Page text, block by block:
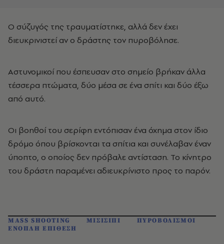
Ο σύζυγός της τραυματίστηκε, αλλά δεν έχει
διευκρινιστεί αν ο δράστης τον πυροβόλησε.
Αστυνομικοί που έσπευσαν στο σημείο βρήκαν άλλα
τέσσερα πτώματα, δύο μέσα σε ένα σπίτι και δύο έξω
από αυτό.
Οι βοηθοί του σερίφη εντόπισαν ένα όχημα στον ίδιο
δρόμο όπου βρίσκονται τα σπίτια και συνέλαβαν έναν
ύποπτο, ο οποίος δεν πρόβαλε αντίσταση. Το κίνητρο
του δράστη παραμένει αδιευκρίνιστο προς το παρόν.
MASS SHOOTING ΜΙΣΙΣΙΠΙ
ΠΥΡΟΒΟΛΙΣΜΟΙ
ΕΝΟΠΛΗ ΕΠΙΘΕΣΗ